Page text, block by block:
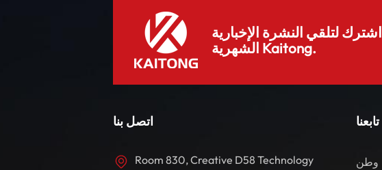
اشترك لتلقي النشرة الإخبارية
الشهرية Kaitong.
اتصل بنا
Room 830, Creative D58 Technology
تابعنا
وطن